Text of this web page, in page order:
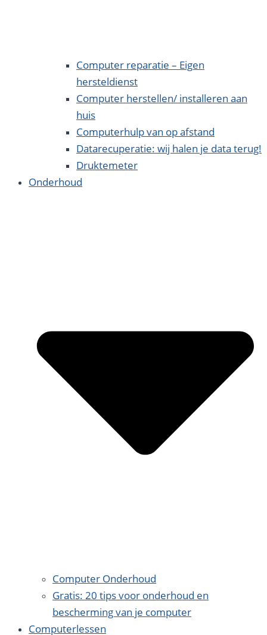
Computer reparatie – Eigen
hersteldienst
Computer herstellen/ installeren aan
huis
Computerhulp van op afstand
Datarecuperatie: wij halen je data terug!
Druktemeter
Onderhoud
Computer Onderhoud
Gratis: 20 tips voor onderhoud en
bescherming van je computer
Computerlessen